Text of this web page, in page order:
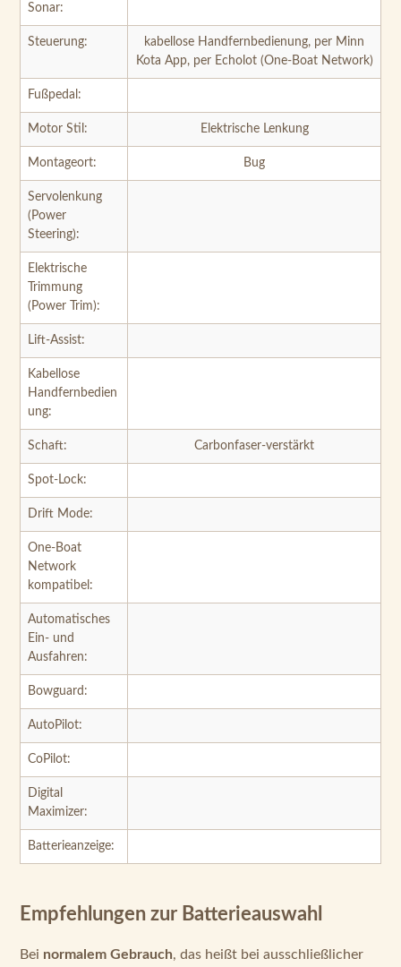
Sonar:
Steuerung:
kabellose Handfernbedienung, per Minn
Kota App, per Echolot (One-Boat Network)
Fußpedal:
Motor Stil: Elektrische Lenkung
Montageort: Bug
Servolenkung
(Power
Steering):
Elektrische
Trimmung
(Power Trim):
Lift-Assist:
Kabellose
Handfernbedien
ung:
Schaft: Carbonfaser-verstärkt
Spot-Lock:
Drift Mode:
One-Boat
Network
kompatibel:
Automatisches
Ein- und
Ausfahren:
Bowguard:
AutoPilot:
CoPilot:
Digital
Maximizer:
Batterieanzeige:
Empfehlungen zur Batterieauswahl
Bei normalem Gebrauch, das heißt bei ausschließlicher